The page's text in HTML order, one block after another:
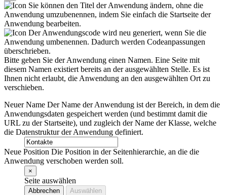
Sie können den Titel der Anwendung ändern, ohne die
Anwendung umzubenennen, indem Sie einfach die Startseite der
Anwendung bearbeiten.
Der Anwendungscode wird neu generiert, wenn Sie die
Anwendung umbenennen. Dadurch werden Codeanpassungen
überschrieben.
Bitte geben Sie der Anwendung einen Namen. Eine Seite mit
diesem Namen existiert bereits an der ausgewählten Stelle. Es ist
Ihnen nicht erlaubt, die Anwendung an den ausgewählten Ort zu
verschieben.
Neuer Name Der Name der Anwendung ist der Bereich, in dem die
Anwendungsdaten gespeichert werden (und bestimmt damit die
URL zu der Startseite), und zugleich der Name der Klasse, welche
die Datenstruktur der Anwendung definiert.
Neue Position Die Position in der Seitenhierarchie, an die die
Anwendung verschoben werden soll.
×
Seite auswählen
Abbrechen Auswählen